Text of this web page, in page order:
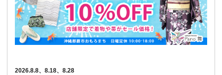
2026.8.8、8.18、8.28